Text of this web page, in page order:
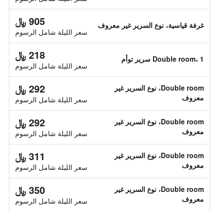
غرفة قياسية، نوع السرير غير معروف 905 ﷼
سعر الليلة شامل الرسوم
Double room، 1 سرير توأم 218 ﷼
سعر الليلة شامل الرسوم
Double room، نوع السرير غير
معروف
292 ﷼
سعر الليلة شامل الرسوم
Double room، نوع السرير غير
معروف
292 ﷼
سعر الليلة شامل الرسوم
Double room، نوع السرير غير
معروف
311 ﷼
سعر الليلة شامل الرسوم
Double room، نوع السرير غير
معروف
350 ﷼
سعر الليلة شامل الرسوم